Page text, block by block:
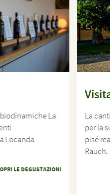
La
Locanda
LE DEGUSTAZIONI
La
per la
pisé
Rauch.